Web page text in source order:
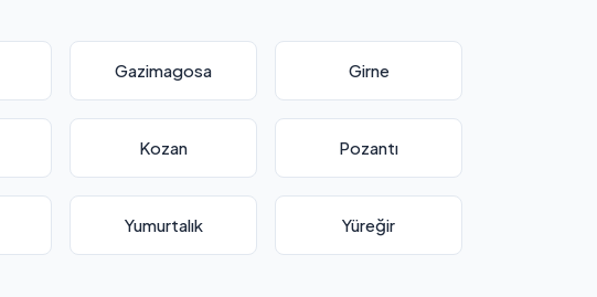
Gazimagosa Girne
Kozan Pozantı
Yumurtalık Yüreğir